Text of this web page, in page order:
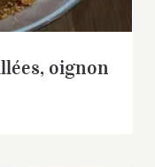
oignon